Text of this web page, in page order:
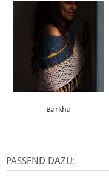
Barkha
PASSEND DAZU: